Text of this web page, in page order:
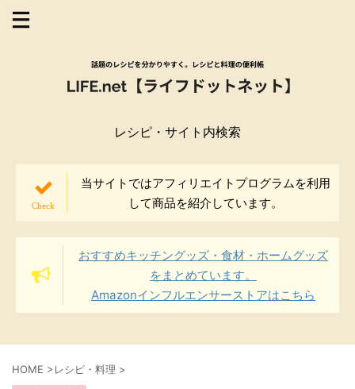
レシピ・サイト内検索
当サイトではアフィリエイトプログラムを利用
して商品を紹介しています。
おすすめキッチングッズ・食材・ホームグッズ
をまとめています。
Amazonインフルエンサーストアはこちら
HOME >レシピ・料理 >